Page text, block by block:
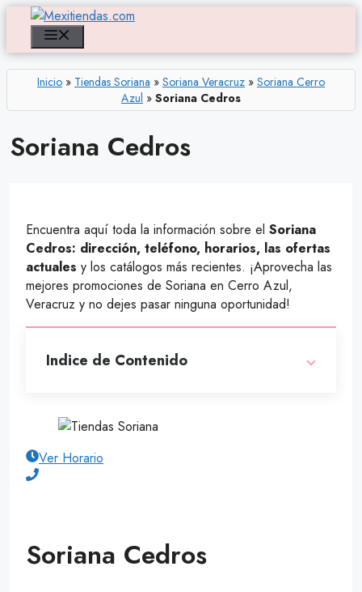
Saltar
contenido
Inicio » Tiendas Soriana » Soriana Veracruz » Soriana Cerro
Azul » Soriana Cedros
Soriana Cedros
Encuentra aquí toda la información sobre el Soriana
Cedros: dirección, teléfono, horarios, las ofertas
actuales y los catálogos más recientes. ¡Aprovecha las
mejores promociones de Soriana en Cerro Azul,
Veracruz y no dejes pasar ninguna oportunidad!
Indice de Contenido
Ver Horario
Soriana Cedros